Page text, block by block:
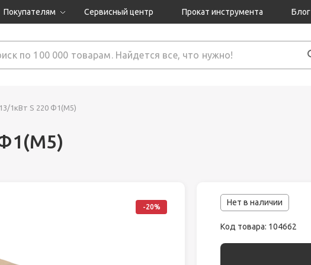
Покупателям
Как оформить заказ?
Сервисный центр Прокат инструмента Блог
1кВт S 220 Ф1(М5)
-20% Нет в наличии
Код товара: 104662